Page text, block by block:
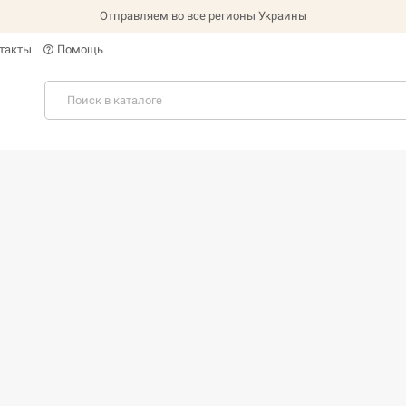
Отправляем во все регионы Украины
help_outline Помощь